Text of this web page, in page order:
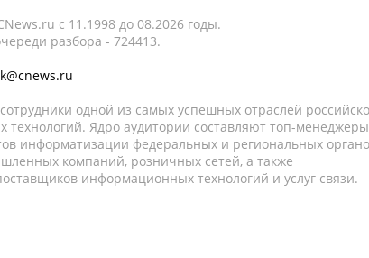
c 11.1998 до 08.2026 годы.
разбора - 724413.
одной из самых успешных отраслей
Ядро аудитории составляют топ-
информатизации федеральных и региональных
компаний, розничных сетей, а также
информационных технологий и услуг связи.